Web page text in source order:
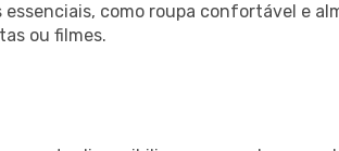
como roupa confortável e
ou filmes.